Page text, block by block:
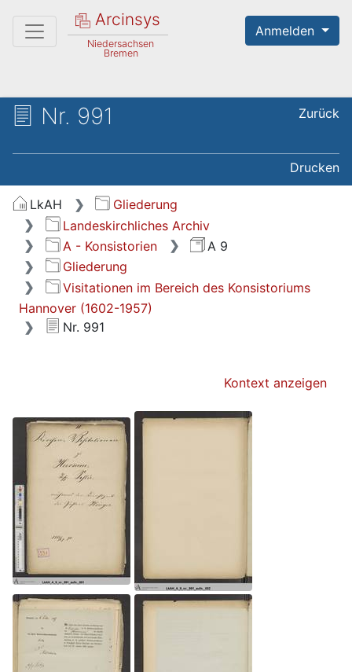
Arcinsys
Niedersachsen
Bremen
Anmelden
Nr. 991 Zurück
Drucken
LkAH
Gliederung
Landeskirchliches Archiv
A - Konsistorien
A 9
Gliederung
Visitationen im Bereich des Konsistoriums
Hannover (1602-1957)
Nr. 991
Kontext anzeigen